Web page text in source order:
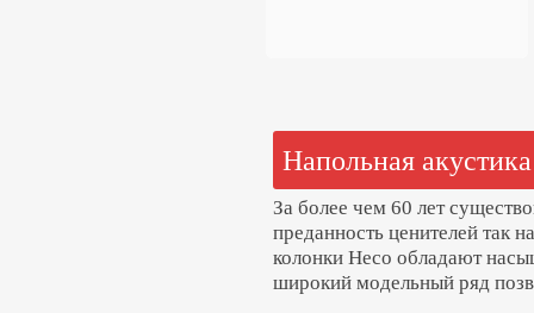
Напольная
За более чем 60 лет
преданность ценителей так
колонки Heco обладают
широкий модельный ряд